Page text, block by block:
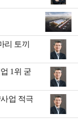
리 토끼
1위 굳
업 적극